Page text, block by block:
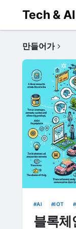
Tech &
만들어가
AI IOT
블록체